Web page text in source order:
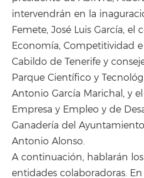
intervendrán en la
Femete, José Luis García, el
Economía, Competitividad
Cabildo de Tenerife y
Parque Científico y
Antonio García Marichal, y
Empresa y Empleo y de
Ganadería del
Antonio Alonso.
A continuación, hablarán
entidades colaboradoras.